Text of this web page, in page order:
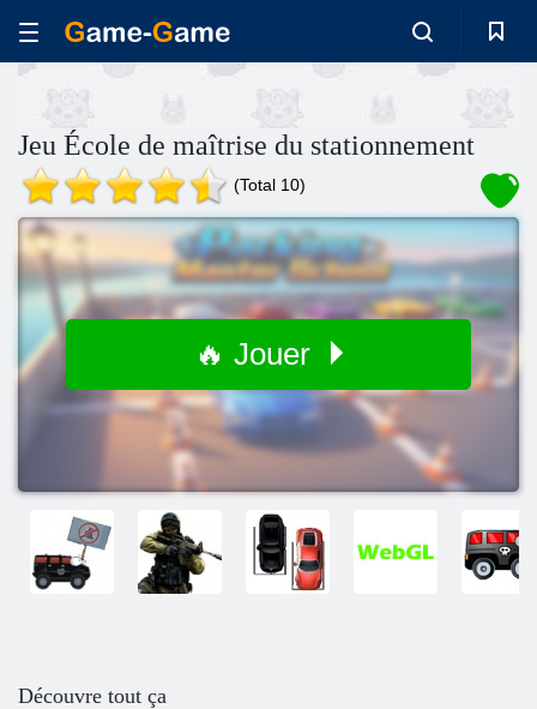
Jeu École de maîtrise du stationnement
(Total 10)
🔥 Jouer
Découvre tout ça